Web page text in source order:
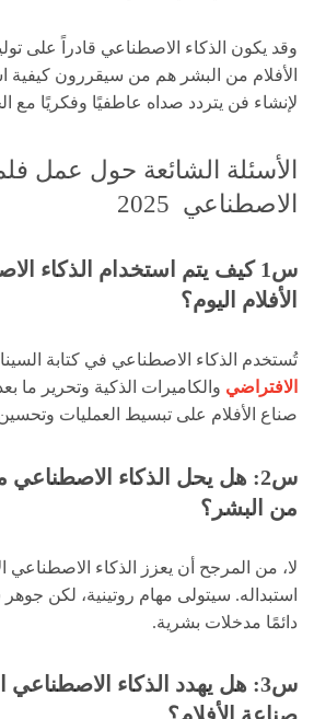
وقد يكون الذكاء الاصطناعي قادراً على
الأفلام من البشر هم من سيقررون كيفية
لإنشاء فن يتردد صداه عاطفيًا وفكريًا مع
الأسئلة الشائعة حول عمل
الاصطناعي 2025
س1 كيف يتم استخدام الذكاء
الأفلام اليوم؟
تُستخدم الذكاء الاصطناعي في كتابة
الافتراضي والكاميرات الذكية وتحرير ما
صناع الأفلام على تبسيط العمليات
س2: هل يحل الذكاء الاصطناعي
من البشر؟
لا، من المرجح أن يعزز الذكاء الاصطناعي
استبداله. سيتولى مهام روتينية، لكن
دائمًا مدخلات بشرية.
س3: هل يهدد الذكاء